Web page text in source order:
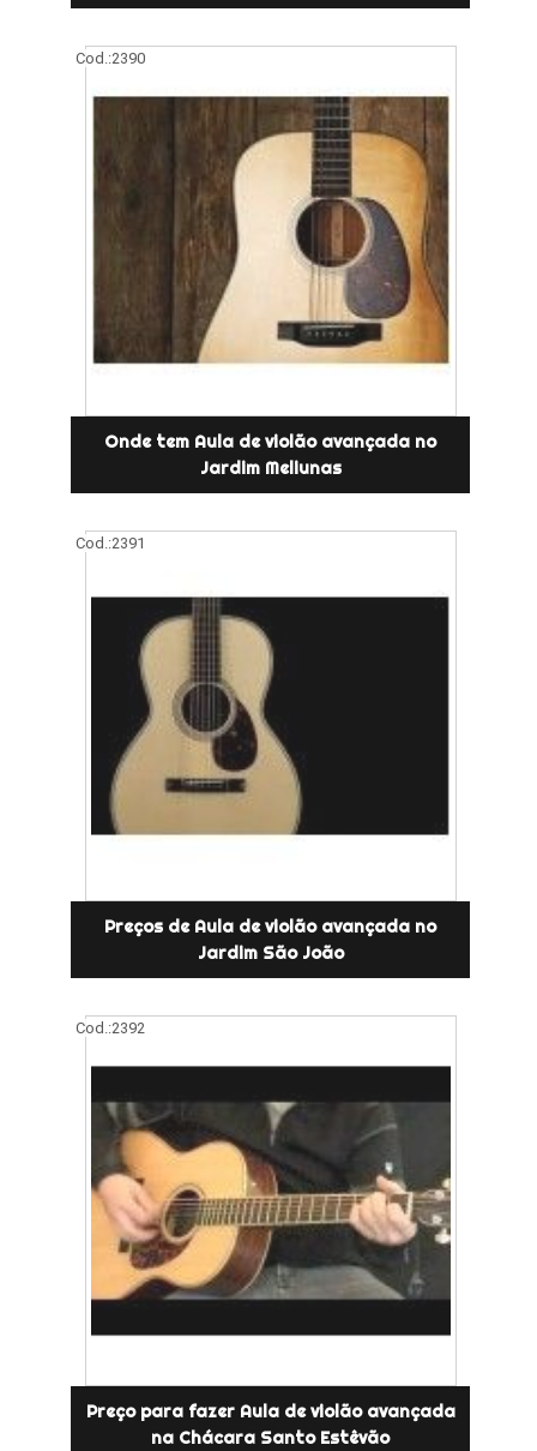
Cod.:2390
Onde tem Aula de violão avançada no
Jardim Meliunas
Cod.:2391
Preços de Aula de violão avançada no
Jardim São João
Cod.:2392
Preço para fazer Aula de violão avançada
na Chácara Santo Estêvão